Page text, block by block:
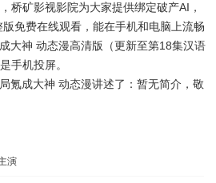
桥矿影视影院为大家提供绑定破产AI，
免费在线观看，能在手机和电脑上流畅
大神 动态漫高清版（更新至第18集汉语
手机投屏。
氪成大神 动态漫讲述了：暂无简介，敬
演